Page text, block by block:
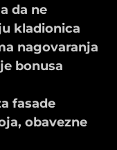
da ne
kladionica
nagovaranja
bonusa
fasade
obavezne